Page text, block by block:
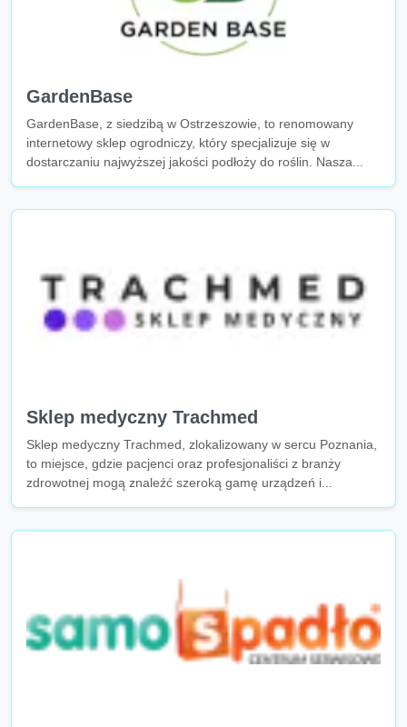
GardenBase
GardenBase, z siedzibą w Ostrzeszowie, to renomowany
internetowy sklep ogrodniczy, który specjalizuje się w
dostarczaniu najwyższej jakości podłoży do roślin. Nasza...
Sklep medyczny Trachmed
Sklep medyczny Trachmed, zlokalizowany w sercu Poznania,
to miejsce, gdzie pacjenci oraz profesjonaliści z branży
zdrowotnej mogą znaleźć szeroką gamę urządzeń i...